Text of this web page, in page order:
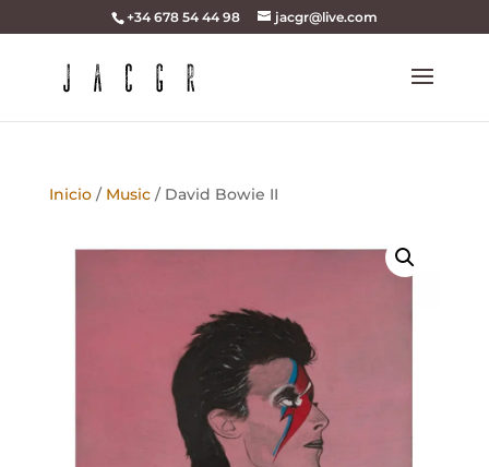
+34 678 54 44 98 jacgr@live.com
Inicio/ Music/ David Bowie II